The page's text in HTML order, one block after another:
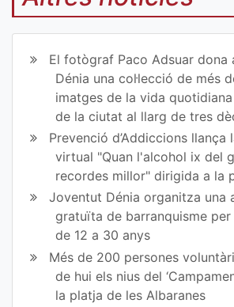
art
ir
en
Fa
ce
bo
ok
art
ir
en
Tw
itt
er
El fotògraf Paco Adsuar dona
Dénia una col·lecció de més
imatges de la vida
de la ciutat al llarg de tres
Prevenció d’Addiccions llança
virtual "Quan l'alcohol ix del
recordes millor" dirigida a la
Joventut Dénia organitza una
gratuïta de barranquisme
de 12 a 30 anys
Més de 200 persones
de hui els nius del
la platja de les Albaranes